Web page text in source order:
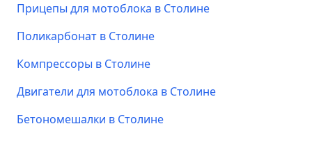
Прицепы для мотоблока в Столине
Поликарбонат в Столине
Компрессоры в Столине
Двигатели для мотоблока в Столине
Бетономешалки в Столине